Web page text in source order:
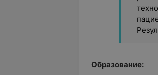
Образование: